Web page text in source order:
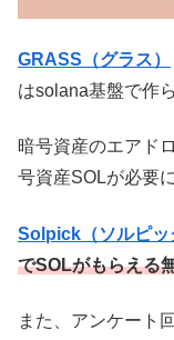
GRASS（グラス）
はsolana基盤で作
暗号資産のエアド
号資産SOLが必要
Solpick（ソルピッ
でSOLがもらえる
また、アンケート